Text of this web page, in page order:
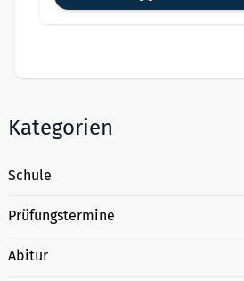
Kategorien
Schule
Prüfungstermine
Abitur